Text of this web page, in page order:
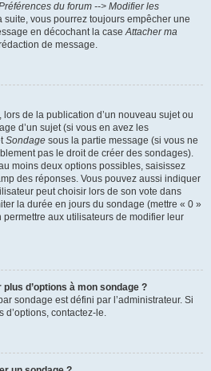
du forum --> Modifier les
suite, vous pourrez toujours empêcher une
en décochant la caseAttacher ma
de message.
lors de la publication d’un nouveau sujet ou
d’un sujet (si vous en avez les
Sondage sous la partie message (si vous ne
pas le droit de créer des sondages).
moins deux options possibles, saisissez
des réponses. Vous pouvez aussi indiquer
peut choisir lors de son vote dans
la durée en jours du sondage (mettre « 0 »
aux utilisateurs de modifier leur
d’options à mon sondage ?
sondage est défini par l’administrateur. Si
d’options, contactez-le.